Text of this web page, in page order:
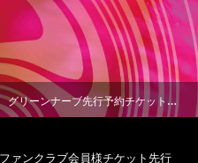
グリーンナーブ先行予約チケットご利用のための入会期限について
ァンクラブ会員様チケット先行